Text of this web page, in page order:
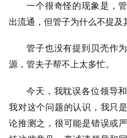
一个很奇怪的现象是，
出流通，但管子为什么不提及
管子也没有提到贝壳作
源，管夫子帮不上太多忙。
今天，我耽误各位领导
我对这个问题的认识，我只
论推测之，很可能是错误或